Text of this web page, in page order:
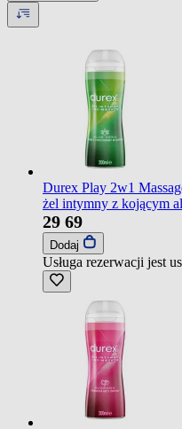
Durex Play 2w1
żel intymny z kojącym
29 69
Dodaj
Usługa rezerwacji jest